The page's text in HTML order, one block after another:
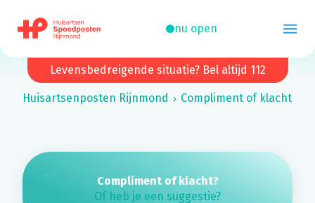
nu open
Levensbedreigende situatie? Bel altijd 112
Huisartsenposten Rijnmond Compliment of klacht
Compliment of klacht?
Of heb je een suggestie?